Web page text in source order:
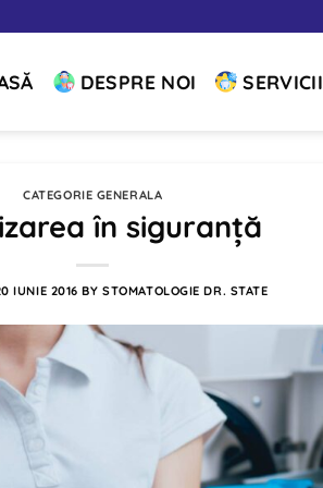
DESPRE NOI SERVICII
CATEGORIE GENERALA
în siguranță
IUNIE 2016 BYSTOMATOLOGIE DR. STATE